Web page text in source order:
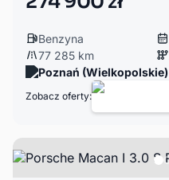
Benzyna
77 285 km
Poznań (Wielkopolskie)
Zobacz oferty: